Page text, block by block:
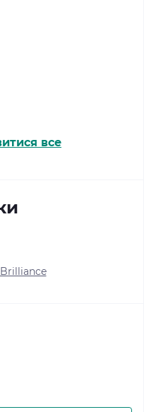
все
Brilliance